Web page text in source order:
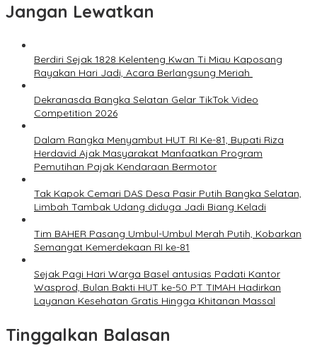
Jangan Lewatkan
Berdiri Sejak 1828 Kelenteng Kwan Ti Miau Kaposang
Rayakan Hari Jadi, Acara Berlangsung Meriah
Dekranasda Bangka Selatan Gelar TikTok Video
Competition 2026
Dalam Rangka Menyambut HUT RI Ke-81, Bupati Riza
Herdavid Ajak Masyarakat Manfaatkan Program
Pemutihan Pajak Kendaraan Bermotor
Tak Kapok Cemari DAS Desa Pasir Putih Bangka Selatan,
Limbah Tambak Udang diduga Jadi Biang Keladi
Tim BAHER Pasang Umbul-Umbul Merah Putih, Kobarkan
Semangat Kemerdekaan RI ke-81
Sejak Pagi Hari Warga Basel antusias Padati Kantor
Wasprod, Bulan Bakti HUT ke-50 PT TIMAH Hadirkan
Layanan Kesehatan Gratis Hingga Khitanan Massal
Tinggalkan Balasan